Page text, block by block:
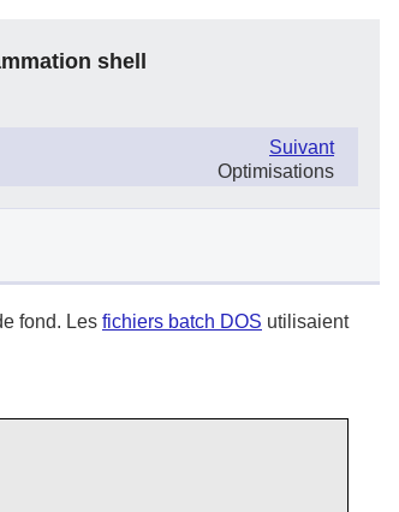
shell
Suivant
Optimisations
fond. Les fichiers batch DOS utilisaient